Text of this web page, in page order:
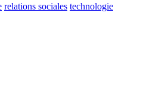
relations sociales technologie